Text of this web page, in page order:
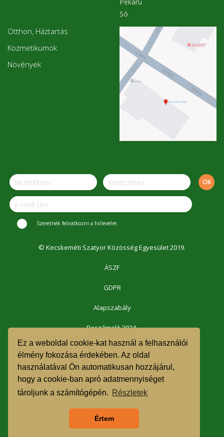
Ez a weboldal cookie-kat használ a felhasználói
élmény fokozása érdekében. Az oldal
használatával Ön automatikusan hozzájárul,
hogy a cookie-ban apró adatmennyiséget
tároljunk a számítógépén. Részletek
Értem
Só
Otthon, Háztartás
Kozmetikumok
Növények
Szeretnék feliratkozni a hírlevélre.
© Kecskeméti Szatyor Közösség Egyesület 2019.
ÁSZF
GDPR
Alapszabály
Beszámoló 2024.
Beszámoló 2023.
Beszámoló 2022.
Beszámoló 2021.
1% felajánlás 2023.